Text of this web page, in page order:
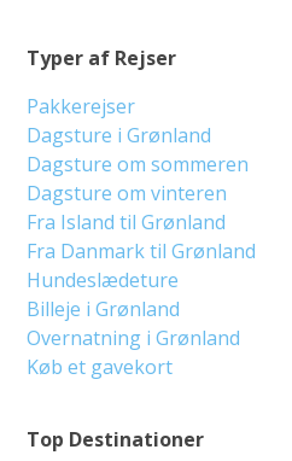
Top Destinationer
Typer af Rejser
Pakkerejser
Dagsture i Grønland
Dagsture om sommeren
Dagsture om vinteren
Fra Island til Grønland
Fra Danmark til Grønland
Hundeslædeture
Billeje i Grønland
Overnatning i Grønland
Køb et gavekort